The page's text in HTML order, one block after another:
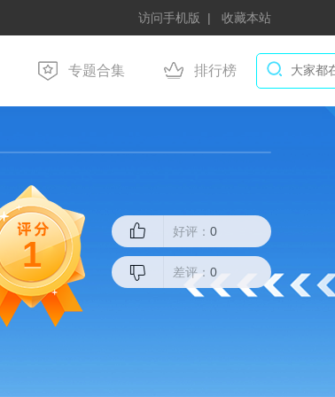
访问手机版 收藏本站
专题合集 排行榜
1
好评： 0
差评： 0